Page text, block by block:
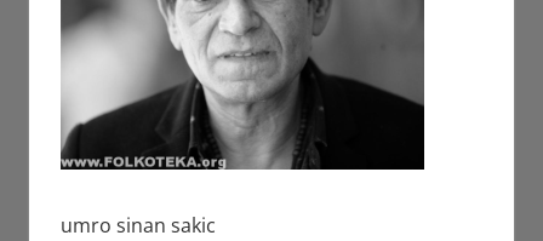
umro sinan sakic